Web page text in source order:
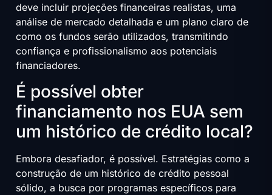
deve incluir projeções financeiras realistas, uma
análise de mercado detalhada e um plano claro de
como os fundos serão utilizados, transmitindo
confiança e profissionalismo aos potenciais
financiadores.
É possível obter
financiamento nos EUA sem
um histórico de crédito local?
Embora desafiador, é possível. Estratégias como a
construção de um histórico de crédito pessoal
sólido, a busca por programas específicos para